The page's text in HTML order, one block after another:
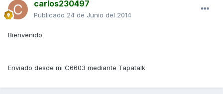
carlos230497
Publicado 24 de Junio del 2014
Bienvenido
Enviado desde mi C6603 mediante Tapatalk